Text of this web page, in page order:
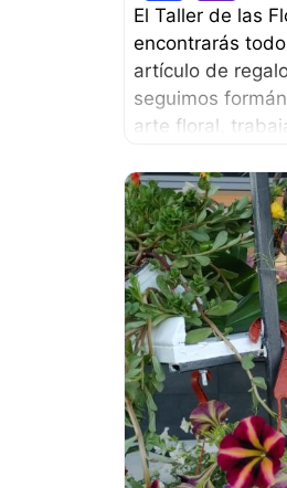
El Taller de las
encontrarás
artículo de
seguimos
arte floral,
flor